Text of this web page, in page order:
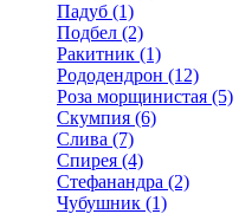
Падуб (1)
Подбел (2)
Ракитник (1)
Рододендрон (12)
Роза морщинистая (5)
Скумпия (6)
Слива (7)
Спирея (4)
Стефанандра (2)
Чубушник (1)